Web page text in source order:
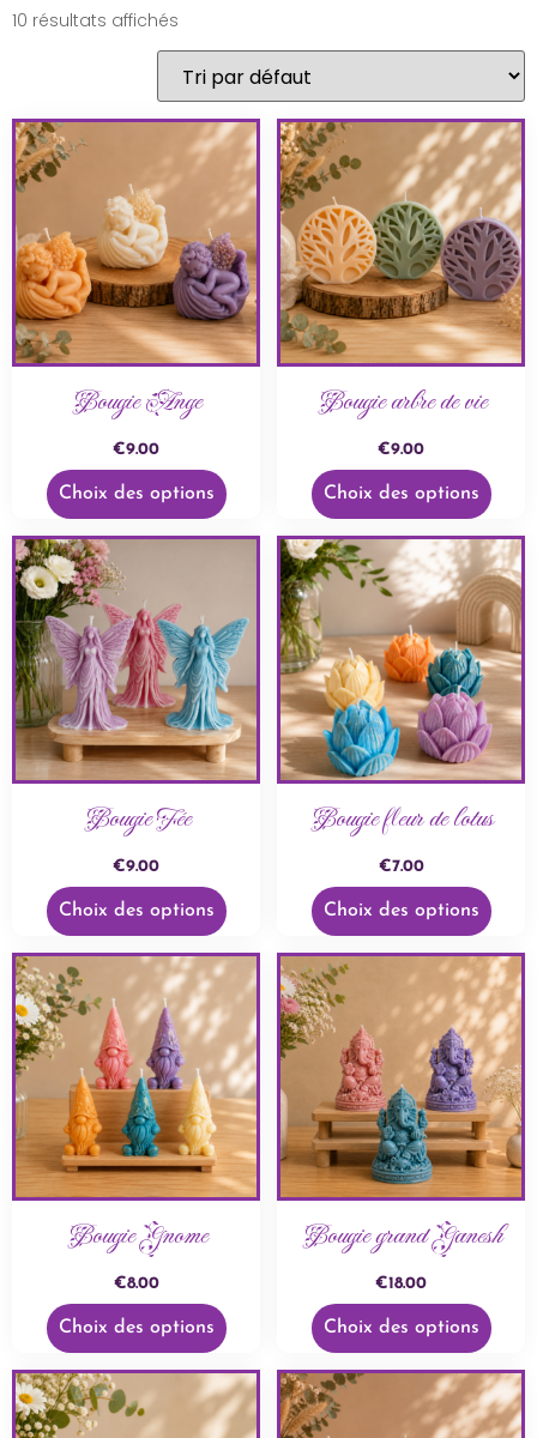
10 résultats affichés
Bougie Ange
€9.00
Choix des options
Bougie arbre de vie
€9.00
Choix des options
Bougie Fée
€9.00
Choix des options
Bougie fleur de lotus
€7.00
Choix des options
Bougie Gnome
€8.00
Choix des options
Bougie grand Ganesh
€18.00
Choix des options